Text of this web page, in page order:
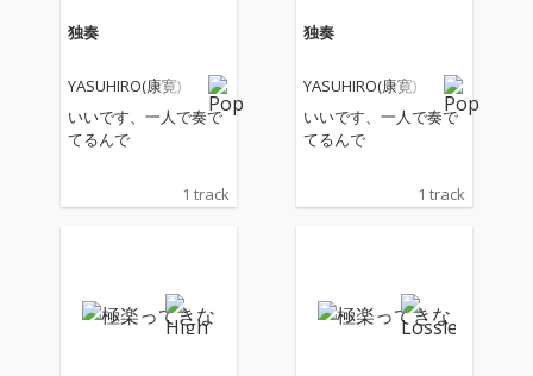
独奏
YASUHIRO(康寛)
いいです、一人で奏で
てるんで
1 track
独奏
YASUHIRO(康寛)
いいです、一人で奏で
てるんで
1 track